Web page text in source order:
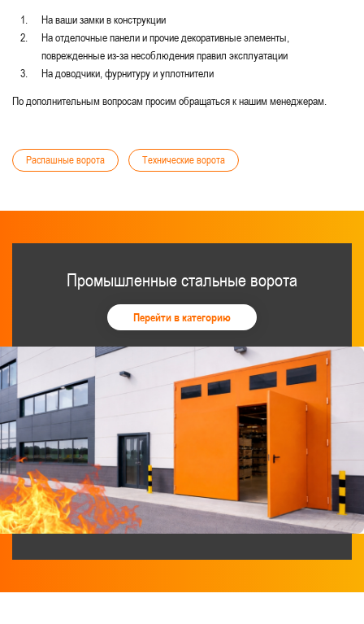
На ваши замки в конструкции
На отделочные панели и прочие декоративные элементы,
поврежденные из-за несоблюдения правил эксплуатации
На доводчики, фурнитуру и уплотнители
По дополнительным вопросам просим обращаться к нашим менеджерам.
Распашные ворота Технические ворота
Промышленные стальные ворота
Перейти в категорию